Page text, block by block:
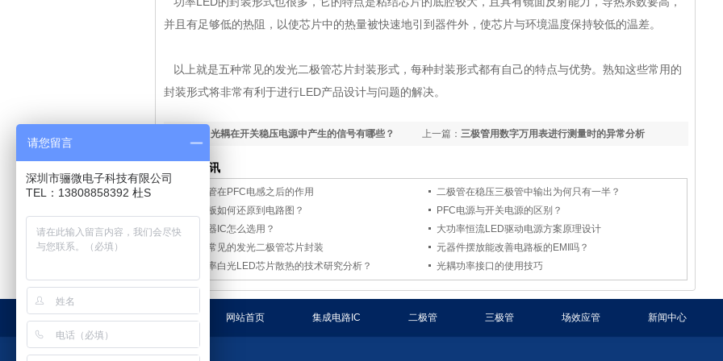
并且有足够低的热阻，以使芯片中的热量被快速地引到器件外，使芯片与环境温度保持较低的温差。
以上就是五种常见的发光二极管芯片封装形式，每种封装形式都有自己的特点与优势。熟知这些常用的
封装形式将非常有利于进行LED产品设计与问题的解决。
上一篇： 三极管用数字万用表进行测量时的异常分析
光耦在开关稳压电源中产生的信号有哪些？
相关资讯
二极管在PFC电感之后的作用
二极管在稳压三极管中输出为何只有一半？
电路板如何还原到电路图？
PFC电源与开关电源的区别？
充电器IC怎么选用？
大功率恒流LED驱动电源方案原理设计
五种常见的发光二极管芯片封装
元器件摆放能改善电路板的EMI吗？
高功率白光LED芯片散热的技术研究分析？
光耦功率接口的使用技巧
网站首页 集成电路IC 二极管 三极管 场效应管 新闻中心
请您留言
深圳市骊微电子科技有限公司
TEL：13808858392 杜S